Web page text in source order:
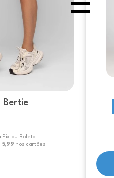
Bertie
Pix ou Boleto
5,99 nos cartões